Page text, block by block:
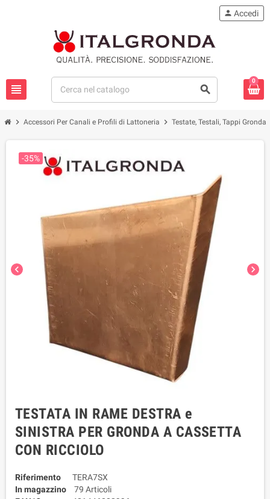
view_headline search
person Accedi
0
chevron_right Accessori Per Canali e Profili di Lattoneria chevron_right Testate, Testali, Tappi Gronda
chevron_left chevron_right
-35%
TESTATA IN RAME DESTRA e
SINISTRA PER GRONDA A CASSETTA
CON RICCIOLO
Riferimento
TERA7SX
In magazzino
79 Articoli